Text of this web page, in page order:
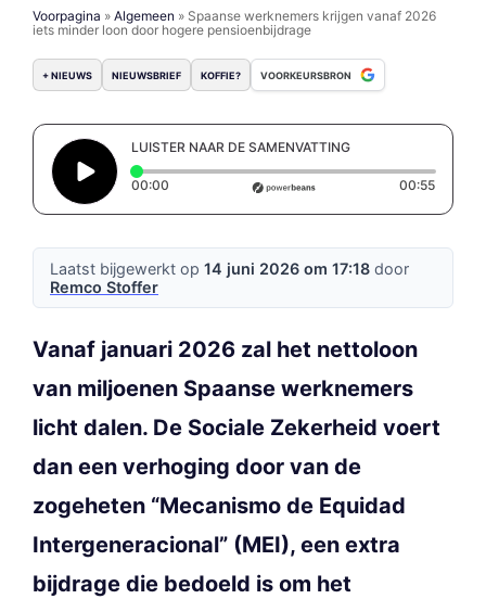
Voorpagina » Algemeen » Spaanse werknemers krijgen vanaf 2026
iets minder loon door hogere pensioenbijdrage
+ NIEUWS NIEUWSBRIEF KOFFIE? VOORKEURSBRON
LUISTER NAAR DE SAMENVATTING
00:00 Elapsed time: 0 seconds 00:55
Laatst bijgewerkt op 14 juni 2026 om 17:18 door
Remco Stoffer
Vanaf januari 2026 zal het nettoloon
van miljoenen Spaanse werknemers
licht dalen. De Sociale Zekerheid voert
dan een verhoging door van de
zogeheten “Mecanismo de Equidad
Intergeneracional” (MEI), een extra
bijdrage die bedoeld is om het